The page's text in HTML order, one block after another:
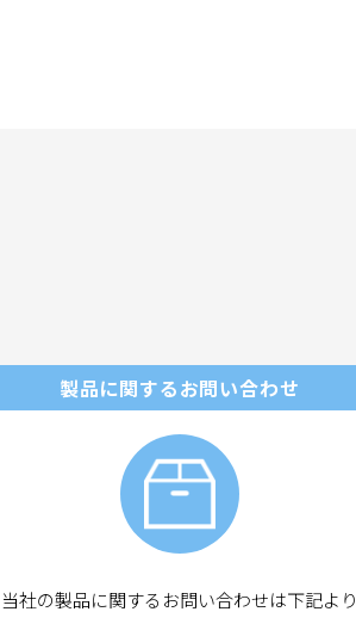
製品に関するお問い合わせ
当社の製品に関するお問い合わせは下記より